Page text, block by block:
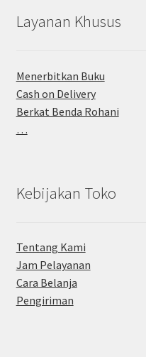
Layanan Khusus
Menerbitkan Buku
Cash on Delivery
Berkat Benda Rohani
…
Kebijakan Toko
Tentang Kami
Jam Pelayanan
Cara Belanja
Pengiriman